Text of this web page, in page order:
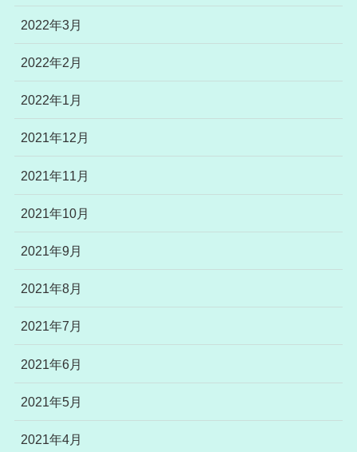
2022年3月
2022年2月
2022年1月
2021年12月
2021年11月
2021年10月
2021年9月
2021年8月
2021年7月
2021年6月
2021年5月
2021年4月